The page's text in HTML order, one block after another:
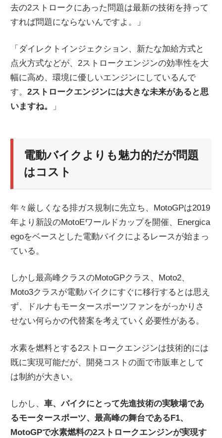
去の2ストロークにあった問題は最新の技術を持って
すれば問題にならないんですよ。」
「ダイレクトインジェクション、新たな加給方式と
点火方式などが、2ストロークエンジンの効率性を大
幅に高め、環境に優しいエンジンにしているんで
す。2ストロークエンジンには大きな未来があると思
いますね。
」
電動バイクよりも魅力的だが問題
はコスト
年々厳しくなる排ガス規制に先立ち、MotoGPは2019
年より新設のMotoEワールドカップを開催、Energica
egoをベースとした電動バイクによるレースが始まっ
ている。
しかし最高峰クラスのMotoGPクラス、Moto2、
Moto3クラスが電動バイクにすぐに移行するとは思え
ず、ドルナもモータースポーツファンをがっかりさ
せない何らかの代替案を考えていく必要性がある。
水素を燃料とする2ストロークエンジンは技術的には
既に実現可能だが、開発コストの面で市販車として
は制約が大きい。
しかし、車、バイクにとって先進技術の実験場であ
るモータースポーツ、最高峰の舞台であるF1、
MotoGPで水素燃料の2ストロークエンジンが実現す